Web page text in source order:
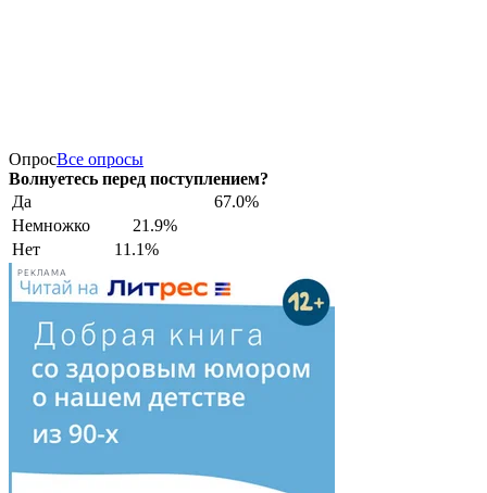
ОпросВсе опросы
Волнуетесь перед поступлением?
Да
67.0%
Немножко
21.9%
Нет
11.1%
РЕКЛАМА